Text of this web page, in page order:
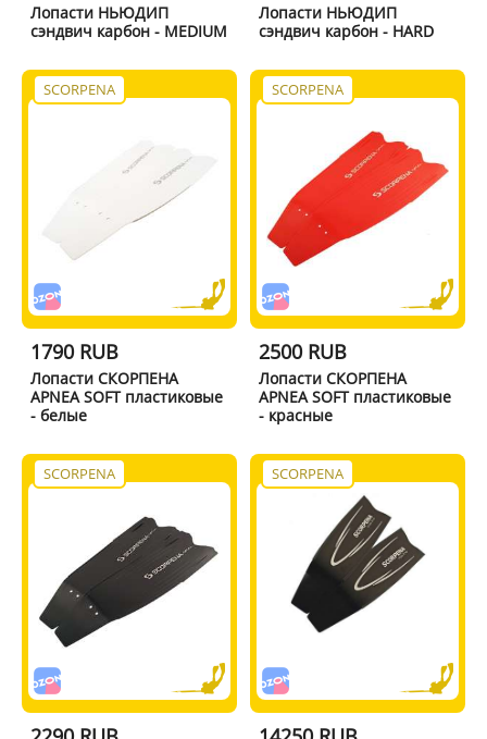
Лопасти НЬЮДИП
сэндвич карбон - MEDIUM
Лопасти НЬЮДИП
сэндвич карбон - HARD
SCORPENA
1790 RUB
Лопасти СКОРПЕНА
APNEA SOFT пластиковые
- белые
SCORPENA
2500 RUB
Лопасти СКОРПЕНА
APNEA SOFT пластиковые
- красные
SCORPENA SCORPENA